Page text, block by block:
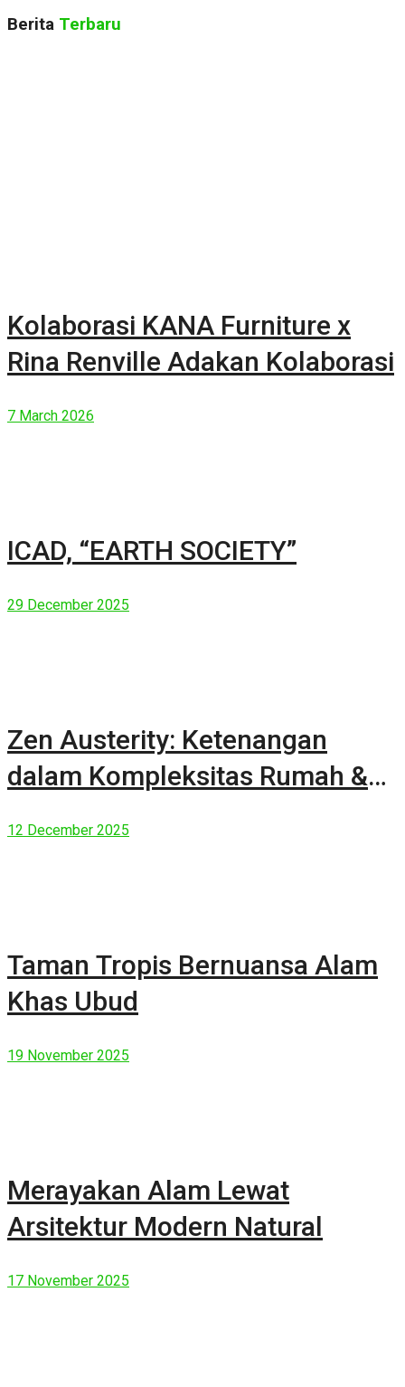
Berita Terbaru
Kolaborasi KANA Furniture x
Rina Renville Adakan Kolaborasi
7 March 2026
ICAD, “EARTH SOCIETY”
29 December 2025
Zen Austerity: Ketenangan
dalam Kompleksitas Rumah &
12 December 2025
Taman Tropis Bernuansa Alam
Khas Ubud
19 November 2025
Merayakan Alam Lewat
Arsitektur Modern Natural
17 November 2025